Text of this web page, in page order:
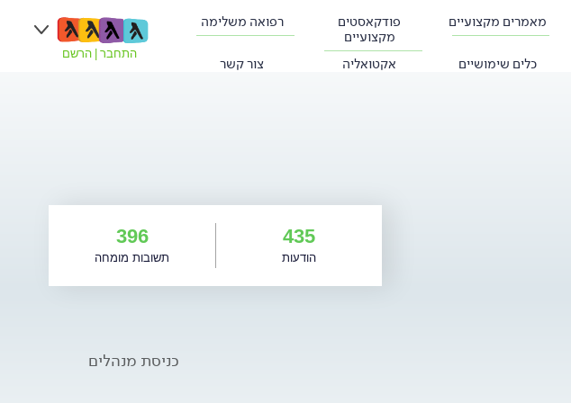
מאמרים מקצועיים
פודקאסטים
מקצועיים
רפואה משלימה
כלים שימושיים אקטואליה צור קשר
התחבר הרשם
435
הודעות
396
תשובות מומחה
כניסת מנהלים